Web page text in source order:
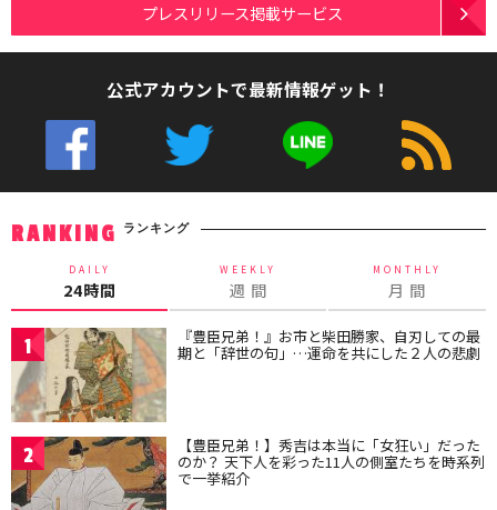
プレスリリース掲載サービス
公式アカウントで最新情報ゲット！
RANKING ランキング
DAILY
24時間
WEEKLY
週 間
MONTHLY
月 間
1 『豊臣兄弟！』お市と柴田勝家、自刃しての最
期と「辞世の句」…運命を共にした２人の悲劇
2 【豊臣兄弟！】秀吉は本当に「女狂い」だった
のか？ 天下人を彩った11人の側室たちを時系列
で一挙紹介